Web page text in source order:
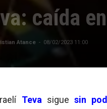
caída
Atance - 08/02/2023 11:00
Teva siguesin